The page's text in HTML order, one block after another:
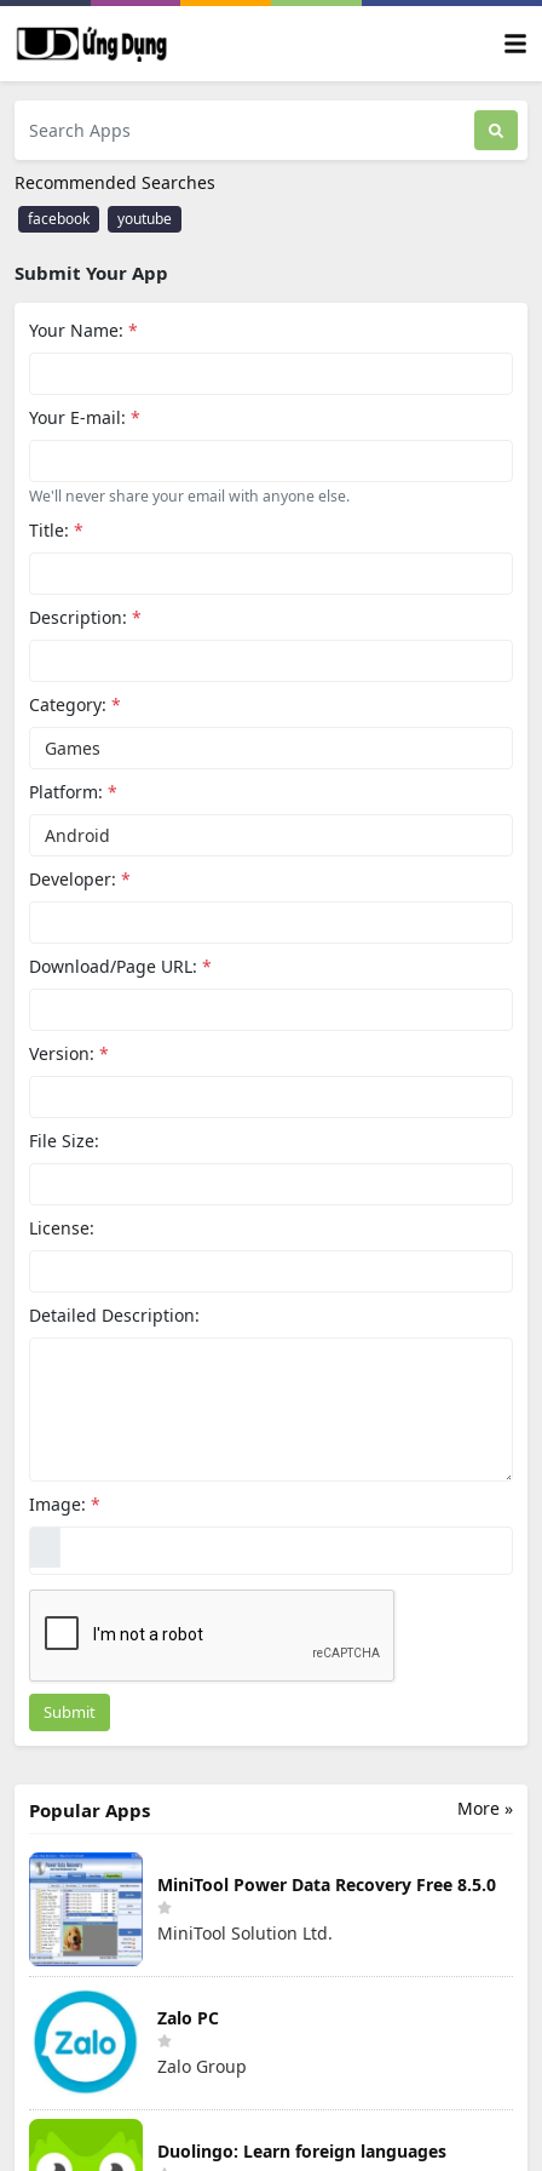
Recommended Searches
facebook youtube
Submit Your App
Your Name: *
Your E-mail: *
We'll never share your email with anyone else.
Title: *
Description: *
Category: *
Platform: *
Developer: *
Download/Page URL: *
Version: *
File Size:
License:
Detailed Description:
Image: *
Submit
More »
Popular Apps
MiniTool Power Data Recovery Free 8.5.0
MiniTool Solution Ltd.
Zalo PC
Zalo Group
Duolingo: Learn foreign languages